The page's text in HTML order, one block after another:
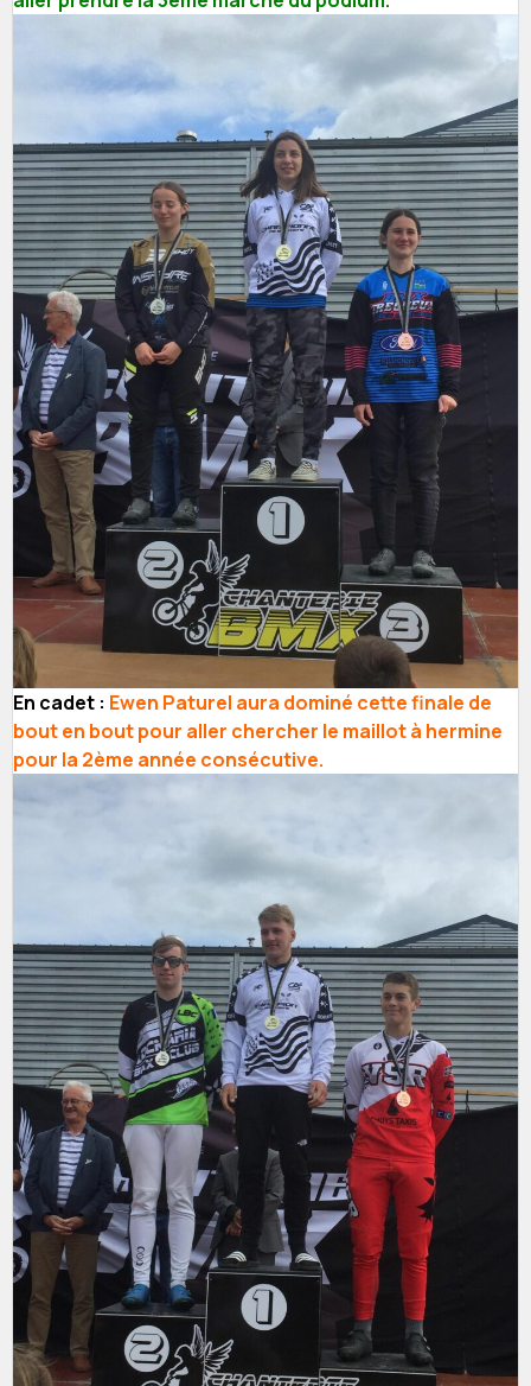
En cadet : Ewen Paturel aura dominé cette finale de
bout en bout pour aller chercher le maillot à hermine
pour la 2ème année consécutive.